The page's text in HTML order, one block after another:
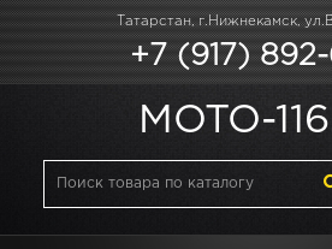
Татарстан, г.Нижнекамск,
+7 (917) 892-
MOTO-